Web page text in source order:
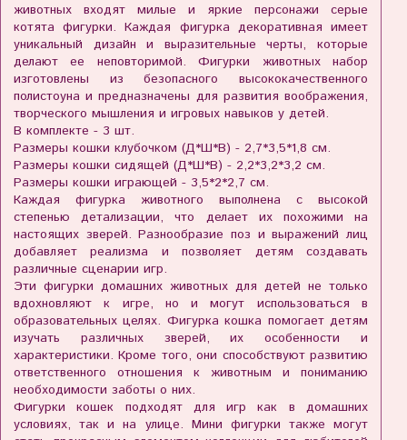
животных входят милые и яркие персонажи серые
котята фигурки. Каждая фигурка декоративная имеет
уникальный дизайн и выразительные черты, которые
делают ее неповторимой. Фигурки животных набор
изготовлены из безопасного высококачественного
полистоуна и предназначены для развития воображения,
творческого мышления и игровых навыков у детей.
В комплекте - 3 шт.
Размеры кошки клубочком (Д*Ш*В) - 2,7*3,5*1,8 см.
Размеры кошки сидящей (Д*Ш*В) - 2,2*3,2*3,2 см.
Размеры кошки играющей - 3,5*2*2,7 см.
Каждая фигурка животного выполнена с высокой
степенью детализации, что делает их похожими на
настоящих зверей. Разнообразие поз и выражений лиц
добавляет реализма и позволяет детям создавать
различные сценарии игр.
Эти фигурки домашних животных для детей не только
вдохновляют к игре, но и могут использоваться в
образовательных целях. Фигурка кошка помогает детям
изучать различных зверей, их особенности и
характеристики. Кроме того, они способствуют развитию
ответственного отношения к животным и пониманию
необходимости заботы о них.
Фигурки кошек подходят для игр как в домашних
условиях, так и на улице. Мини фигурки также могут